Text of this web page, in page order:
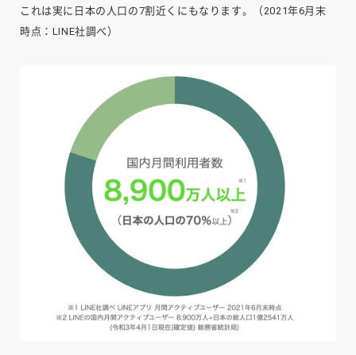
これは実に日本の人口の7割近くにもなります。（2021年6月末
時点：LINE社調べ）